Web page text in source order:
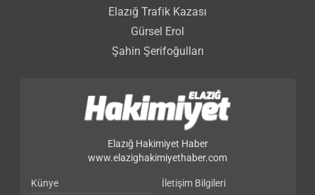
Elazığ Trafik Kazası
Gürsel Erol
Şahin Şerifoğulları
Elazığ Hakimiyet Haber
www.elazighakimiyethaber.com
Künye
İletişim Bilgileri